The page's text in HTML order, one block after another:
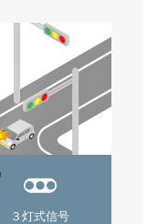
３灯式信号